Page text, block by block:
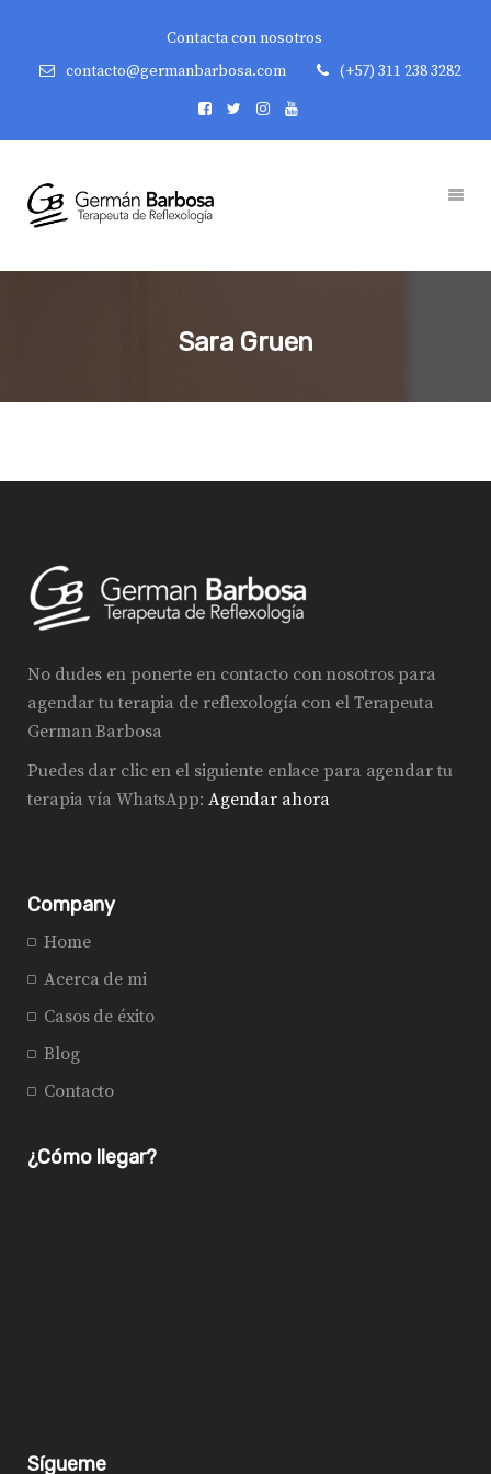
Contacta con nosotros
contacto@germanbarbosa.com
(+57) 311 238 3282
Sara Gruen
No dudes en ponerte en contacto con nosotros para
agendar tu terapia de reflexología con el Terapeuta
German Barbosa
Puedes dar clic en el siguiente enlace para agendar tu
terapia vía WhatsApp: Agendar ahora
Company
Home
Acerca de mi
Casos de éxito
Blog
Contacto
¿Cómo llegar?
Sígueme